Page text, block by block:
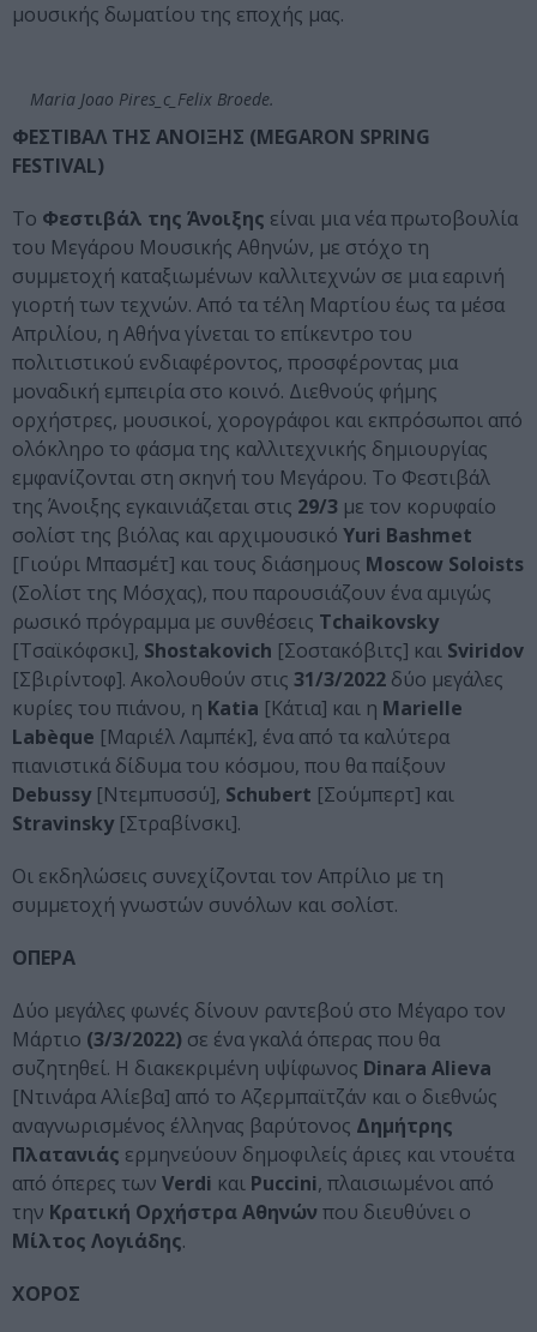
μουσικής δωματίου της εποχής μας.
Maria Joao Pires_c_Felix Broede.
ΦΕΣΤΙΒΑΛ ΤΗΣ ΑΝΟΙΞΗΣ (MEGARON SPRING
FESTIVAL)
Το Φεστιβάλ της Άνοιξης είναι μια νέα πρωτοβουλία
του Μεγάρου Μουσικής Αθηνών, με στόχο τη
συμμετοχή καταξιωμένων καλλιτεχνών σε μια εαρινή
γιορτή των τεχνών. Από τα τέλη Μαρτίου έως τα μέσα
Απριλίου, η Αθήνα γίνεται το επίκεντρο του
πολιτιστικού ενδιαφέροντος, προσφέροντας μια
μοναδική εμπειρία στο κοινό. Διεθνούς φήμης
ορχήστρες, μουσικοί, χορογράφοι και εκπρόσωποι από
ολόκληρο το φάσμα της καλλιτεχνικής δημιουργίας
εμφανίζονται στη σκηνή του Μεγάρου. Το Φεστιβάλ
της Άνοιξης εγκαινιάζεται στις 29/3 με τον κορυφαίο
σολίστ της βιόλας και αρχιμουσικό Yuri Bashmet
[Γιούρι Μπασμέτ] και τους διάσημους Moscow Soloists
(Σολίστ της Μόσχας), που παρουσιάζουν ένα αμιγώς
ρωσικό πρόγραμμα με συνθέσεις Tchaikovsky
[Τσαϊκόφσκι], Shostakovich [Σοστακόβιτς] και Sviridov
[Σβιρίντοφ]. Ακολουθούν στις 31/3/2022 δύο μεγάλες
κυρίες του πιάνου, η Katia [Κάτια] και η Marielle
Labèque [Μαριέλ Λαμπέκ], ένα από τα καλύτερα
πιανιστικά δίδυμα του κόσμου, που θα παίξουν
Debussy [Ντεμπυσσύ], Schubert [Σούμπερτ] και
Stravinsky [Στραβίνσκι].
Οι εκδηλώσεις συνεχίζονται τον Απρίλιο με τη
συμμετοχή γνωστών συνόλων και σολίστ.
ΟΠΕΡΑ
Δύο μεγάλες φωνές δίνουν ραντεβού στο Μέγαρο τον
Μάρτιο (3/3/2022) σε ένα γκαλά όπερας που θα
συζητηθεί. Η διακεκριμένη υψίφωνος Dinara Alieva
[Ντινάρα Αλίεβα] από το Αζερμπαϊτζάν και ο διεθνώς
αναγνωρισμένος έλληνας βαρύτονος Δημήτρης
Πλατανιάς ερμηνεύουν δημοφιλείς άριες και ντουέτα
από όπερες των Verdi και Puccini, πλαισιωμένοι από
την Κρατική Ορχήστρα Αθηνών που διευθύνει ο
Μίλτος Λογιάδης.
ΧΟΡΟΣ